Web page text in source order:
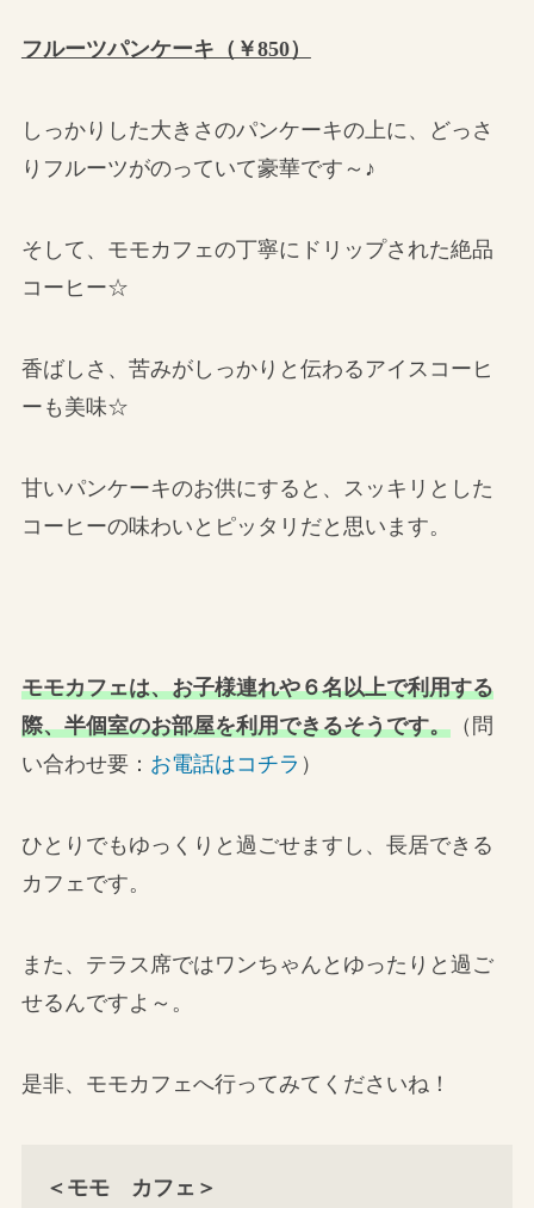
フルーツパンケーキ（￥850）
しっかりした大きさのパンケーキの上に、どっさ
りフルーツがのっていて豪華です～♪
そして、モモカフェの丁寧にドリップされた絶品
コーヒー☆
香ばしさ、苦みがしっかりと伝わるアイスコーヒ
ーも美味☆
甘いパンケーキのお供にすると、スッキリとした
コーヒーの味わいとピッタリだと思います。
モモカフェは、お子様連れや６名以上で利用する
際、半個室のお部屋を利用できるそうです。（問
い合わせ要： お電話はコチラ ）
ひとりでもゆっくりと過ごせますし、長居できる
カフェです。
また、テラス席ではワンちゃんとゆったりと過ご
せるんですよ～。
是非、モモカフェへ行ってみてくださいね！
＜モモ カフェ＞